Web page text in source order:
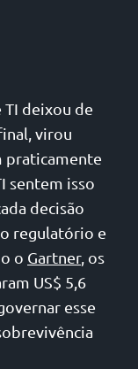
TI deixou de
virou
praticamente
sentem isso
decisão
regulatório e
o Gartner, os
US$ 5,6
esse